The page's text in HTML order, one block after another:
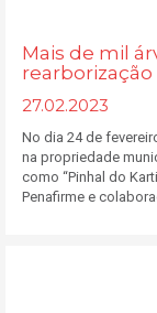
Mais de mil
rearborização
27.02.2023
No dia 24 de
na propriedade
como “Pinhal do
Penafirme e